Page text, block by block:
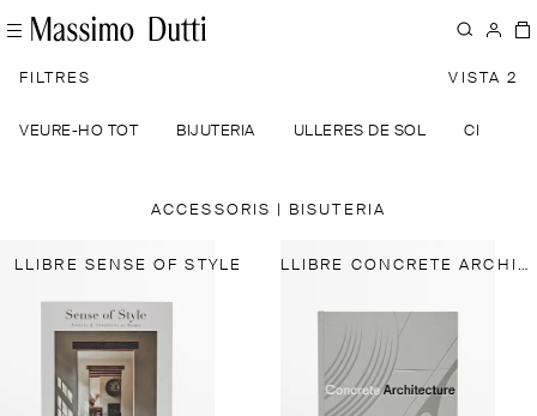
FILTRES VISTA 2
VEURE-HO TOT BIJUTERIA ULLERES DE SOL
ACCESSORIS | BISUTERIA
LLIBRE SENSE OF STYLE LLIBRE CONCRETE ARCHITECTURE